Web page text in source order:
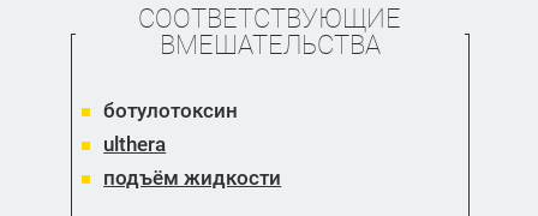
СООТВЕТСТВУЮЩИЕ
ВМЕШАТЕЛЬСТВА
ботулотоксин
ulthera
подъём жидкости